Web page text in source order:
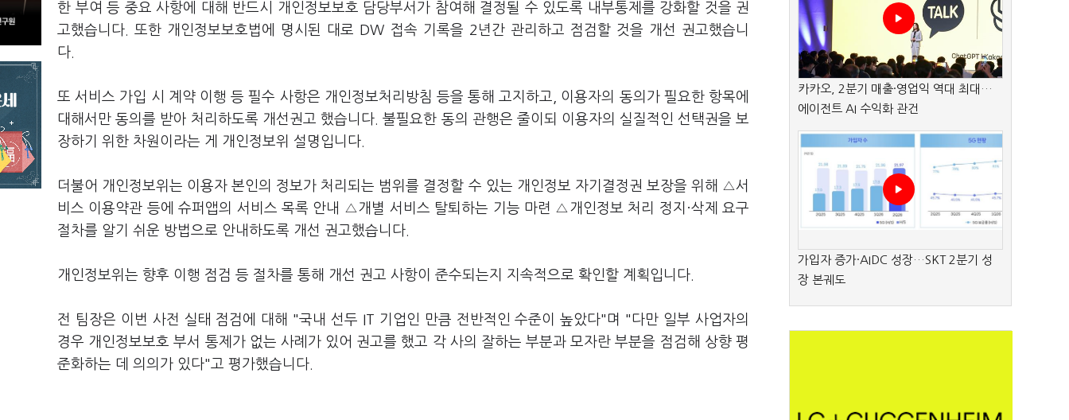
한 부여 등 중요 사항에 대해 반드시 개인정보보호 담당부서가 참여해 결정될 수 있도록 내부통제를 강화할 것을 권
고했습니다. 또한 개인정보보호법에 명시된 대로 DW 접속 기록을 2년간 관리하고 점검할 것을 개선 권고했습니
다.
또 서비스 가입 시 계약 이행 등 필수 사항은 개인정보처리방침 등을 통해 고지하고, 이용자의 동의가 필요한 항목에
대해서만 동의를 받아 처리하도록 개선권고 했습니다. 불필요한 동의 관행은 줄이되 이용자의 실질적인 선택권을 보
장하기 위한 차원이라는 게 개인정보위 설명입니다.
더불어 개인정보위는 이용자 본인의 정보가 처리되는 범위를 결정할 수 있는 개인정보 자기결정권 보장을 위해 △서
비스 이용약관 등에 슈퍼앱의 서비스 목록 안내 △개별 서비스 탈퇴하는 기능 마련 △개인정보 처리 정지·삭제 요구
절차를 알기 쉬운 방법으로 안내하도록 개선 권고했습니다.
개인정보위는 향후 이행 점검 등 절차를 통해 개선 권고 사항이 준수되는지 지속적으로 확인할 계획입니다.
전 팀장은 이번 사전 실태 점검에 대해 "국내 선두 IT 기업인 만큼 전반적인 수준이 높았다"며 "다만 일부 사업자의
경우 개인정보보호 부서 통제가 없는 사례가 있어 권고를 했고 각 사의 잘하는 부분과 모자란 부분을 점검해 상향 평
준화하는 데 의의가 있다"고 평가했습니다.
카카오, 2분기 매출·영업익 역대 최대…
에이전트 AI 수익화 관건
가입자 증가·AIDC 성장…SKT 2분기 성
장 본궤도